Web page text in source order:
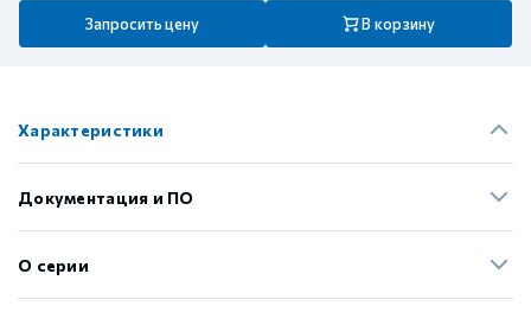
Запросить цену В корзину
Характеристики
Документация и ПО
О серии